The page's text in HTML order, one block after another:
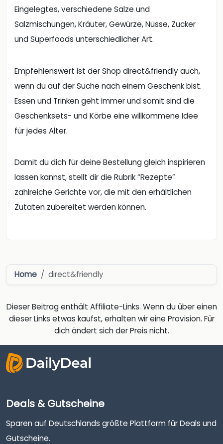
Eingelegtes, verschiedene Salze und
Salzmischungen, Kräuter, Gewürze, Nüsse, Zucker
und Superfoods unterschiedlicher Art.
Empfehlenswert ist der Shop direct&friendly auch,
wenn du auf der Suche nach einem Geschenk bist.
Essen und Trinken geht immer und somit sind die
Geschenksets- und Körbe eine willkommene Idee
für jedes Alter.
Damit du dich für deine Bestellung gleich inspirieren
lassen kannst, stellt dir die Rubrik “Rezepte”
zahlreiche Gerichte vor, die mit den erhältlichen
Zutaten zubereitet werden können.
Home direct&friendly
Dieser Beitrag enthält Affiliate-Links. Wenn du über einen
dieser Links etwas kaufst, erhalten wir eine Provision. Für
dich ändert sich der Preis nicht.
Deals & Gutscheine
Sparen auf Deutschlands größte Plattform für Deals und
Gutscheine.